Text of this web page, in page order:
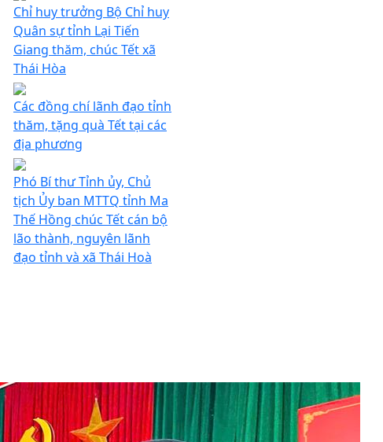
Chỉ huy trưởng Bộ Chỉ huy
Quân sự tỉnh Lại Tiến
Giang thăm, chúc Tết xã
Thái Hòa
Các đồng chí lãnh đạo tỉnh
thăm, tặng quà Tết tại các
địa phương
Phó Bí thư Tỉnh ủy, Chủ
tịch Ủy ban MTTQ tỉnh Ma
Thế Hồng chúc Tết cán bộ
lão thành, nguyên lãnh
đạo tỉnh và xã Thái Hoà